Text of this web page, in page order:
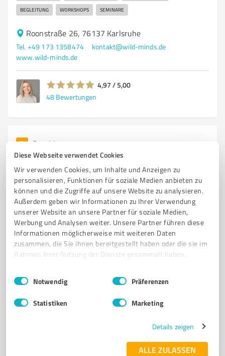
Diese Webseite verwendet Cookies
Wir verwenden Cookies, um Inhalte und Anzeigen zu
personalisieren, Funktionen für soziale Medien anbieten zu
können und die Zugriffe auf unsere Website zu analysieren.
Außerdem geben wir Informationen zu Ihrer Verwendung
unserer Website an unsere Partner für soziale Medien,
Werbung und Analysen weiter. Unsere Partner führen diese
Informationen möglicherweise mit weiteren Daten
zusammen, die Sie ihnen bereitgestellt haben oder die sie im
Rahmen Ihrer Nutzung der Dienste gesammelt haben.
Impressum Datenschutzbestimmungen
Einwilligungsauswahl
Notwendig Präferenzen
Statistiken Marketing
Details zeigen
ALLE ZULASSEN
BEGLEITUNG WORKSHOPS SEMINARE
Roonstraße 26, 76137 Karlsruhe
Tel. +49 173 1358474
kontakt@wild-minds.de
www.wild-minds.de
4,97 / 5,00
48 Bewertungen
3 Coaching
Alpha Trading
Handel am Finanzmarkt mit Fremd- und Eigenkapital.
KEINE ANLAGENBERATUNG
FREIE TRADER COMMUNITY IN DEUTSCHER UND ENGLISCHER SPRACHE
KOSTENPFLICHTIGE SIGNALE UND ANALYSEN PERSÖNLICHES COACHING
Lindenweg 12, 76275 Ettlingen
info@alphatradingworld.de www.alphatradingworld.de
von 33 veröffentlicht